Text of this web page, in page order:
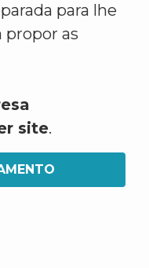
para lhe
propor as
site.